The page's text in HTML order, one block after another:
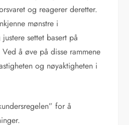
og reagerer deretter.
mønstre i
settet basert på
Ved å øve på disse rammene
og nøyaktigheten i
for å